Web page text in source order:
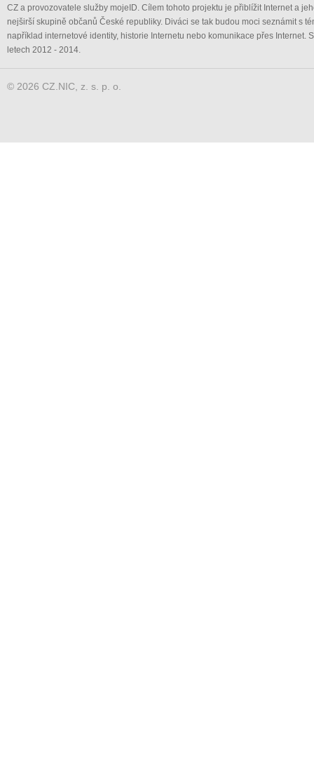
CZ a provozovatele služby mojeID. Cílem tohoto projektu je přiblížit Internet a
nejširší skupině občanů České republiky. Diváci se tak budou moci seznámit s
například internetové identity, historie Internetu nebo komunikace přes Internet.
letech 2012 - 2014.
© 2026 CZ.NIC, z. s. p. o.